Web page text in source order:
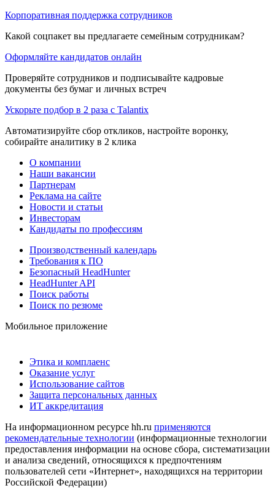
Корпоративная поддержка сотрудников
Какой соцпакет вы предлагаете семейным сотрудникам?
Оформляйте кандидатов онлайн
Проверяйте сотрудников и подписывайте кадровые
документы без бумаг и личных встреч
Ускорьте подбор в 2 раза с Talantix
Автоматизируйте сбор откликов, настройте воронку,
собирайте аналитику в 2 клика
О компании
Наши вакансии
Партнерам
Реклама на сайте
Новости и статьи
Инвесторам
Кандидаты по профессиям
Производственный календарь
Требования к ПО
Безопасный HeadHunter
HeadHunter API
Поиск работы
Поиск по резюме
Мобильное приложение
Этика и комплаенс
Оказание услуг
Использование сайтов
Защита персональных данных
ИТ аккредитация
На информационном ресурсе hh.ru применяются
рекомендательные технологии (информационные технологии
предоставления информации на основе сбора, систематизации
и анализа сведений, относящихся к предпочтениям
пользователей сети «Интернет», находящихся на территории
Российской Федерации)